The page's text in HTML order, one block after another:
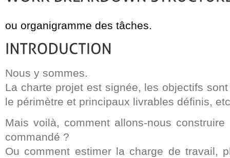
ou organigramme des tâches.
Nous y sommes.
La charte projet est signée, les objectifs
le périmètre et principaux livrables définis,
Mais voilà, comment allons-nous
commandé ?
Ou comment estimer la charge de travail,